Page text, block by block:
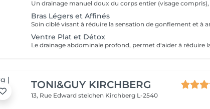
Bras Légers et Affinés
Ventre Plat et Détox
TONI&GUY KIRCHBERG
13, Rue Edward steichen Kirchberg L-2540